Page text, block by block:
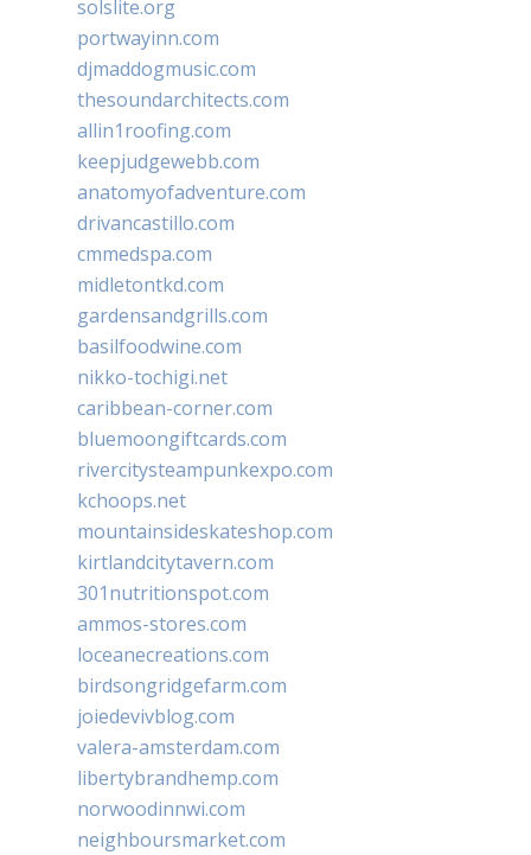
solslite.org
portwayinn.com
djmaddogmusic.com
thesoundarchitects.com
allin1roofing.com
keepjudgewebb.com
anatomyofadventure.com
drivancastillo.com
cmmedspa.com
midletontkd.com
gardensandgrills.com
basilfoodwine.com
nikko-tochigi.net
caribbean-corner.com
bluemoongiftcards.com
rivercitysteampunkexpo.com
kchoops.net
mountainsideskateshop.com
kirtlandcitytavern.com
301nutritionspot.com
ammos-stores.com
loceanecreations.com
birdsongridgefarm.com
joiedevivblog.com
valera-amsterdam.com
libertybrandhemp.com
norwoodinnwi.com
neighboursmarket.com